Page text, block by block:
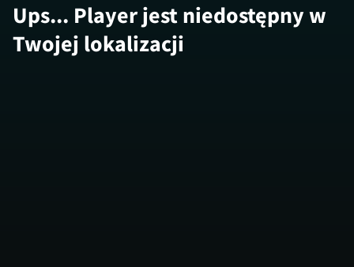
Ups... Player jest niedostępny w
Twojej lokalizacji